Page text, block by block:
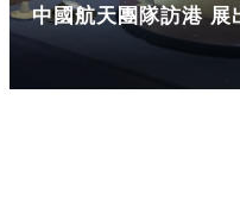
中國航天團隊訪港 展